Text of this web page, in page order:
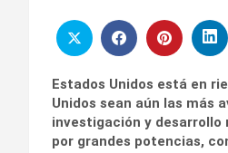
Estados Unidos está en
Unidos sean aún las más
investigación y desarrollo
por grandes potencias,